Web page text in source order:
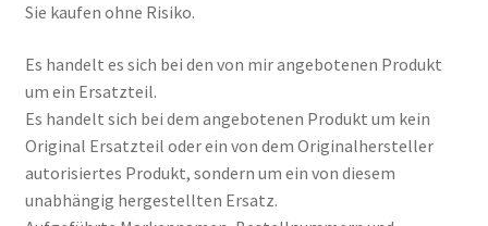
Sie kaufen ohne Risiko.
Es handelt es sich bei den von mir angebotenen Produkt
um ein Ersatzteil.
Es handelt sich bei dem angebotenen Produkt um kein
Original Ersatzteil oder ein von dem Originalhersteller
autorisiertes Produkt, sondern um ein von diesem
unabhängig hergestellten Ersatz.